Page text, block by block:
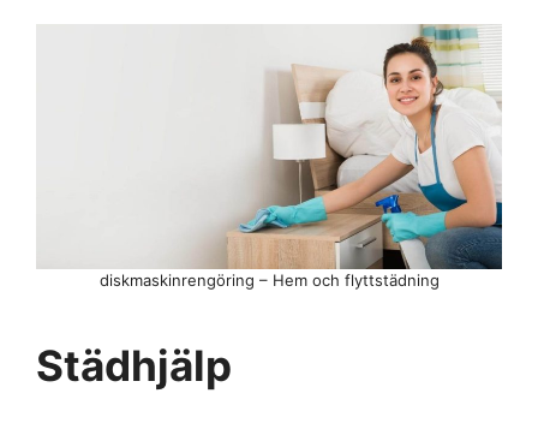
Städhjälp
diskmaskinrengöring – Hem och flyttstädning